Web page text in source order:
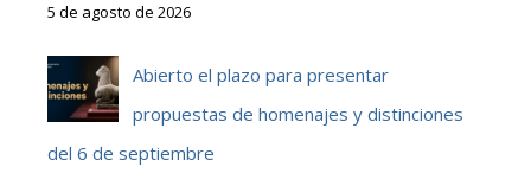
5 de agosto de 2026
Abierto el plazo para presentar
propuestas de homenajes y distinciones
del 6 de septiembre